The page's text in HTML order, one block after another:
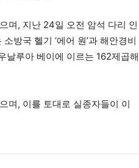
며, 지난 24일 오전 암석 다리 인
방국 헬기 ‘에어 원’과 해안경비
날루아 베이에 이르는 162제곱해
며, 이를 토대로 실종자들이 이